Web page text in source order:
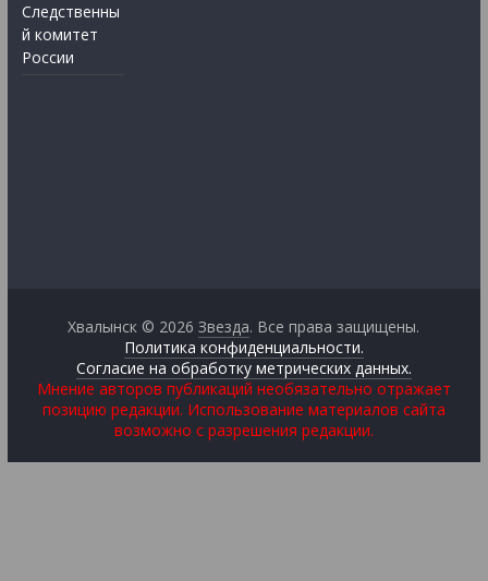
Следственны
й комитет
России
Хвалынск © 2026Звезда. Все права защищены.
Политика конфиденциальности.
Согласие на обработку метрических данных.
Мнение авторов публикаций необязательно отражает
позицию редакции. Использование материалов сайта
возможно с разрешения редакции.